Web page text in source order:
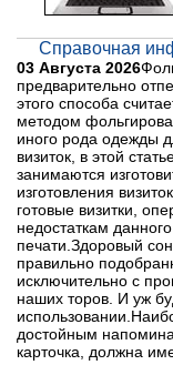
Справочная
03 Августа 2026
предварительно
этого способа
методом
иного рода одежды
визиток, в этой
занимаются
изготовления
готовые визитки,
недостаткам
печати.Здоровый
правильно
исключительно с
наших торов. И уж
достойным
карточка, должна